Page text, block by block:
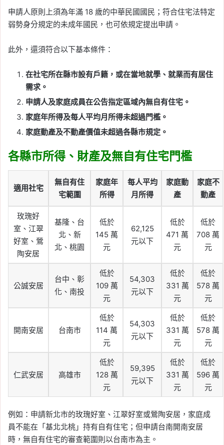
申請人原則上須為年滿 18 歲的中華民國國民；符合住宅法特定
弱勢身分規定的未成年國民，也可依規定提出申請。
此外，還須符合以下基本條件：
在社宅所在縣市設有戶籍，或在當地就學、就業而有居住
需求。
申請人及家庭成員在公告指定區域內無自有住宅。
家庭年所得及每人平均月所得未超過門檻。
家庭動產及不動產價值未超過各縣市規定。
各縣市所得、財產及無自有住宅門檻
適用社宅
無自有住
宅範圍
家庭年
所得
每人平均
月所得
家庭動
產
家庭不
動產
玫瑰好
室、江翠
好室、鶯
陶安居
基隆、台
北、新
北、桃園
低於
145 萬
元
62,125
元以下
低於
471 萬
元
低於
708 萬
元
公誠安居
台中、彰
化、南投
低於
109 萬
元
54,303
元以下
低於
331 萬
元
低於
578 萬
元
開南安居 台南市
低於
114 萬
元
54,303
元以下
低於
331 萬
元
低於
578 萬
元
仁武安居 高雄市
低於
128 萬
元
59,395
元以下
低於
331 萬
元
低於
596 萬
元
例如：申請新北市的玫瑰好室、江翠好室或鶯陶安居，家庭成
員不能在「基北北桃」持有自有住宅；但申請台南開南安居
時，無自有住宅的審查範圍則以台南市為主。